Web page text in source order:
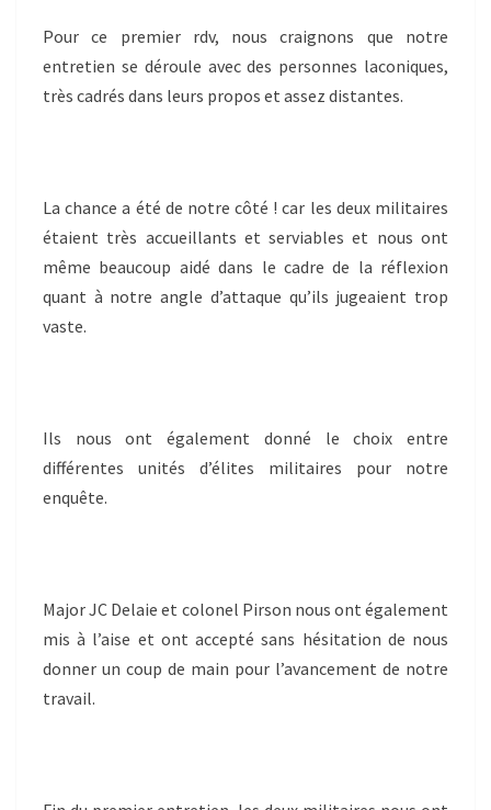
Pour ce premier rdv, nous craignons que notre
entretien se déroule avec des personnes laconiques,
très cadrés dans leurs propos et assez distantes.
La chance a été de notre côté ! car les deux militaires
étaient très accueillants et serviables et nous ont
même beaucoup aidé dans le cadre de la réflexion
quant à notre angle d’attaque qu’ils jugeaient trop
vaste.
Ils nous ont également donné le choix entre
différentes unités d’élites militaires pour notre
enquête.
Major JC Delaie et colonel Pirson nous ont également
mis à l’aise et ont accepté sans hésitation de nous
donner un coup de main pour l’avancement de notre
travail.